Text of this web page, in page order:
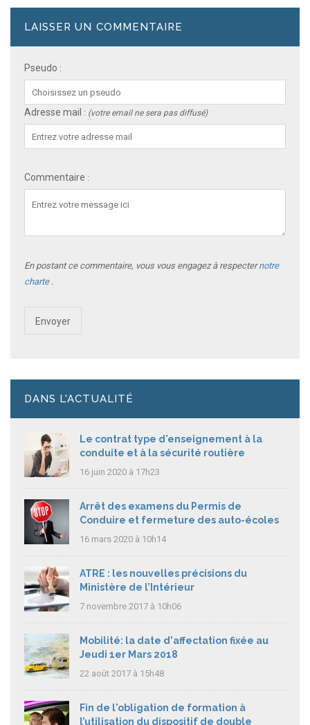
LAISSER UN COMMENTAIRE
Pseudo :
Adresse mail : (votre email ne sera pas diffusé)
Commentaire :
En postant ce commentaire, vous vous engagez à respecternotre
charte .
DANS L'ACTUALITÉ
Le contrat type d'enseignement à la
conduite et à la sécurité routière
16 juin 2020 à 17h23
Arrêt des examens du Permis de
Conduire et fermeture des auto-écoles
16 mars 2020 à 10h14
ATRE : les nouvelles précisions du
Ministère de l’Intérieur
7 novembre 2017 à 10h06
Mobilité: la date d'affectation fixée au
Jeudi 1er Mars 2018
22 août 2017 à 15h48
Fin de l'obligation de formation à
l’utilisation du dispositif de double